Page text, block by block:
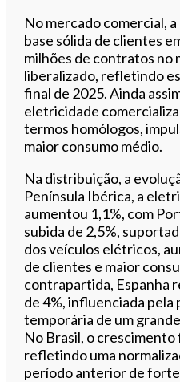
No mercado comercial,
base sólida de clientes
milhões de contratos no
liberalizado, refletindo
final de 2025. Ainda
eletricidade
termos homólogos,
maior consumo médio.
Na distribuição, a
Península Ibérica, a
aumentou 1,1%, com
subida de 2,5%,
dos veículos elétricos,
de clientes e maior
contrapartida, Espanha
de 4%, influenciada pela
temporária de um
No Brasil, o crescimento
refletindo uma
período anterior de forte